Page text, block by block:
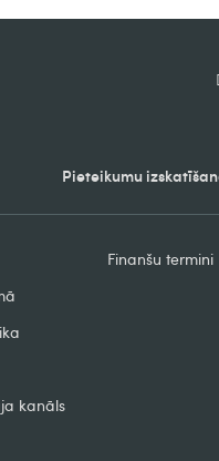
Pieteikumu
kanāls
Finanšu termini